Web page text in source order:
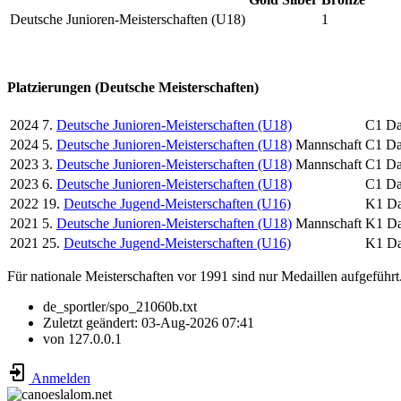
Deutsche Junioren-Meisterschaften (U18)
1
Platzierungen (Deutsche Meisterschaften)
2024 7. Deutsche Junioren-Meisterschaften (U18)
C1
2024 5. Deutsche Junioren-Meisterschaften (U18) Mannschaft C1
2023 3. Deutsche Junioren-Meisterschaften (U18) Mannschaft C1
2023 6. Deutsche Junioren-Meisterschaften (U18)
C1
2022 19. Deutsche Jugend-Meisterschaften (U16)
K1
2021 5. Deutsche Junioren-Meisterschaften (U18) Mannschaft K1
2021 25. Deutsche Jugend-Meisterschaften (U16) K1
Für nationale Meisterschaften vor 1991 sind nur Medaillen aufgeführt.
de_sportler/spo_21060b.txt
Zuletzt geändert: 03-Aug-2026 07:41
von 127.0.0.1
Anmelden